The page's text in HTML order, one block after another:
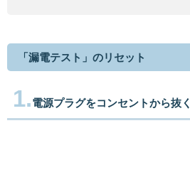
「漏電テスト」のリセット
1.電源プラグをコンセントから抜く